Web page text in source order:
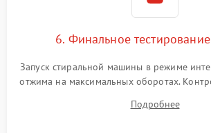
6. Финальное
Запуск стиральной машины в режиме
отжима на максимальных оборотах.
корректности слива, отсутствия
посторонних стуков и протечек
Подробнее